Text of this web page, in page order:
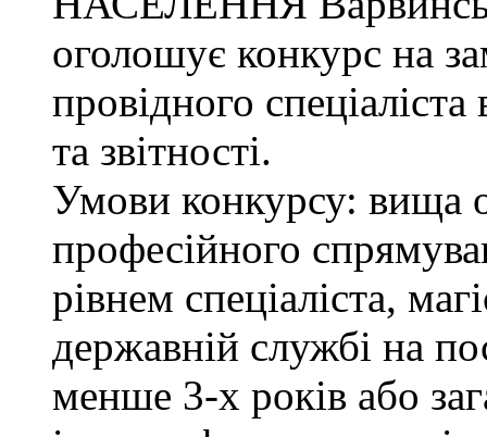
оголошує конкурс на
провідного
та звітності.
Умови конкурсу: вища
професійного
рівнем спеціаліста,
державній службі на
менше 3-х років або